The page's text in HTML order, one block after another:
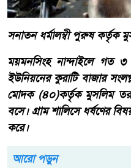
সনাতন ধর্মালম্বী পুরুষ কর্তৃক
ময়মনসিংহ নান্দাইলে গত
ইউনিয়নের কুরাটি বাজার
মোদক (৪০)কর্তৃক মুসলিম
বসে। গ্রাম শালিসে ধর্ষণের
করে।
আরো পড়ুন